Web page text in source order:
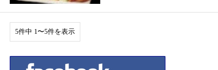
5件中 1〜5件を表示